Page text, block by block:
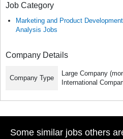
Job Category
Marketing and Product
Analysis Jobs
Company Details
Company Type
Large Company
International
Some similar jobs others